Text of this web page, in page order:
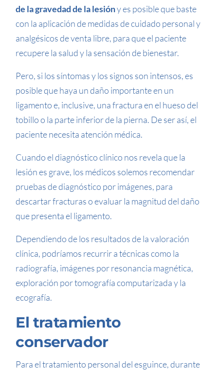
de la gravedad de la lesióny es posible que baste
con la aplicación de medidas de cuidado personal y
analgésicos de venta libre, para que el paciente
recupere la salud y la sensación de bienestar.
Pero, si los síntomas y los signos son intensos, es
posible que haya un daño importante en un
ligamento e, inclusive, una fractura en el hueso del
tobillo o la parte inferior de la pierna. De ser así, el
paciente necesita atención médica.
Cuando el diagnóstico clínico nos revela que la
lesión es grave, los médicos solemos recomendar
pruebas de diagnóstico por imágenes, para
descartar fracturas o evaluar la magnitud del daño
que presenta el ligamento.
Dependiendo de los resultados de la valoración
clínica, podríamos recurrir a técnicas como la
radiografía, imágenes por resonancia magnética,
exploración por tomografía computarizada y la
ecografía.
El tratamiento
conservador
Para el tratamiento personal del esguince, durante